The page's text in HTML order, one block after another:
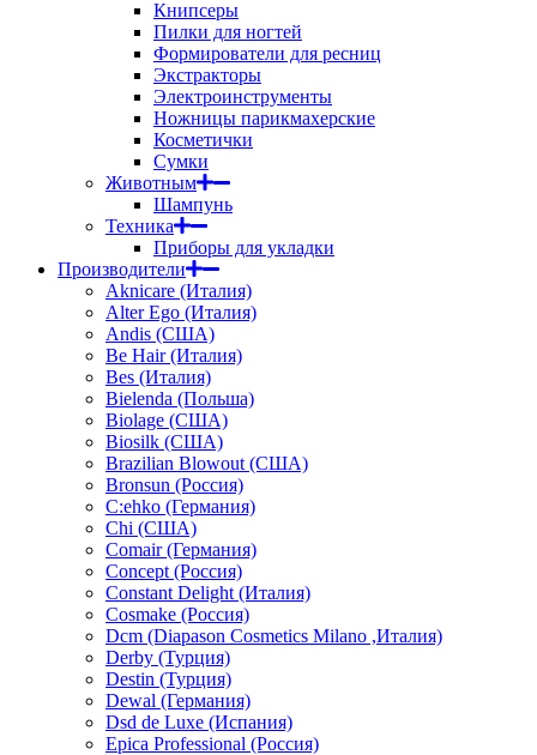
Книпсеры
Пилки для ногтей
Формирователи для ресниц
Экстракторы
Электроинструменты
Ножницы парикмахерские
Косметички
Сумки
Животным
Шампунь
Техника
Приборы для укладки
Производители
Aknicare (Италия)
Alter Ego (Италия)
Andis (США)
Be Hair (Италия)
Bes (Италия)
Bielenda (Польша)
Biolage (США)
Biosilk (США)
Brazilian Blowout (США)
Bronsun (Россия)
C:ehko (Германия)
Chi (США)
Comair (Германия)
Concept (Россия)
Constant Delight (Италия)
Cosmake (Россия)
Dcm (Diapason Cosmetics Milano ,Италия)
Derby (Турция)
Destin (Турция)
Dewal (Германия)
Dsd de Luxe (Испания)
Epica Professional (Россия)